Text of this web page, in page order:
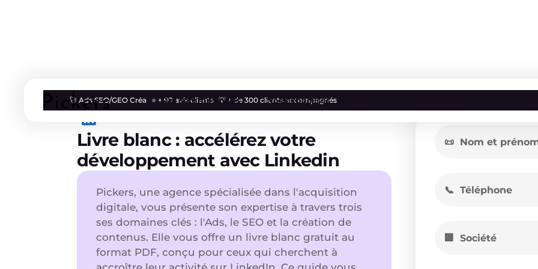
🚀 Ads SEO/GEO Créa ⭐ + 90 avis clients 💡 + de 300 clients accompagnés
Qui sommes nous Nos expertises
Livre blanc : accélérez votre
développement avec Linkedin
Pickers, une agence spécialisée dans l'acquisition
digitale, vous présente son expertise à travers trois
ses domaines clés : l'Ads, le SEO et la création de
contenus. Elle vous offre un livre blanc gratuit au
format PDF, conçu pour ceux qui cherchent à